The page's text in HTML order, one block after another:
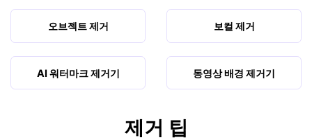
오브젝트 제거 보컬 제거
AI 워터마크 제거기 동영상 배경 제거기
제거 팁